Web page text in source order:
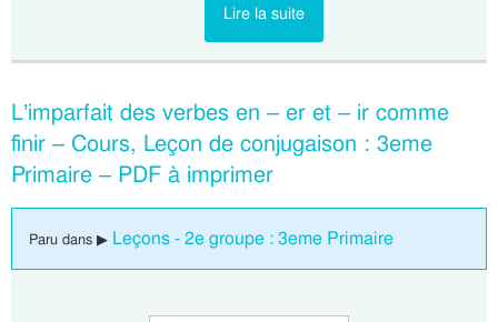
Lire la suite
L’imparfait des verbes en – er et – ir comme
finir – Cours, Leçon de conjugaison : 3eme
Primaire – PDF à imprimer
Paru dans ▶ Leçons - 2e groupe : 3eme Primaire